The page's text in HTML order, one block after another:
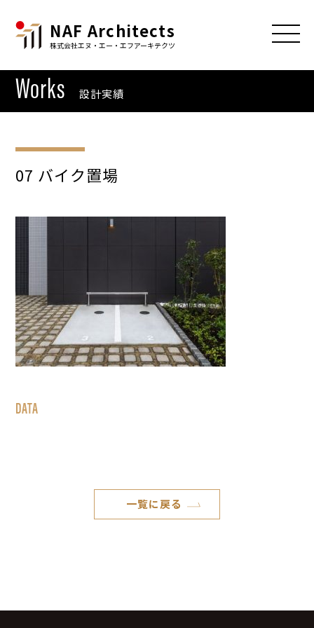
NAF Architects
株式会社エヌ・エー・エフアーキテクツ
Works 設計実績
07 バイク置場
DATA
一覧に戻る